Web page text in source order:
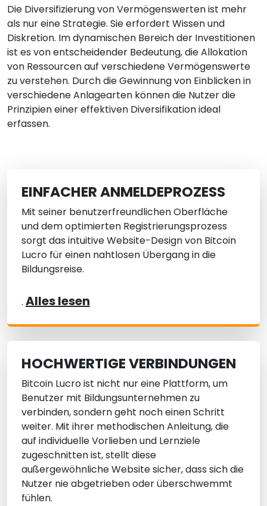
Die Diversifizierung von Vermögenswerten ist mehr
als nur eine Strategie. Sie erfordert Wissen und
Diskretion. Im dynamischen Bereich der Investitionen
ist es von entscheidender Bedeutung, die Allokation
von Ressourcen auf verschiedene Vermögenswerte
zu verstehen. Durch die Gewinnung von Einblicken in
verschiedene Anlagearten können die Nutzer die
Prinzipien einer effektiven Diversifikation ideal
erfassen.
EINFACHER ANMELDEPROZESS
Mit seiner benutzerfreundlichen Oberfläche
und dem optimierten Registrierungsprozess
sorgt das intuitive Website-Design von Bitcoin
Lucro für einen nahtlosen Übergang in die
Bildungsreise.
. Alles lesen
HOCHWERTIGE VERBINDUNGEN
Bitcoin Lucro ist nicht nur eine Plattform, um
Benutzer mit Bildungsunternehmen zu
verbinden, sondern geht noch einen Schritt
weiter. Mit ihrer methodischen Anleitung, die
auf individuelle Vorlieben und Lernziele
zugeschnitten ist, stellt diese
außergewöhnliche Website sicher, dass sich die
Nutzer nie abgetrieben oder überschwemmt
fühlen.